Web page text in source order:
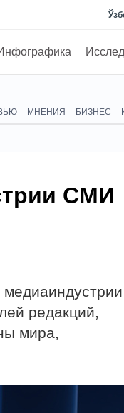
МНЕНИЯ БИЗНЕС
СМИ
редакций,
мира,